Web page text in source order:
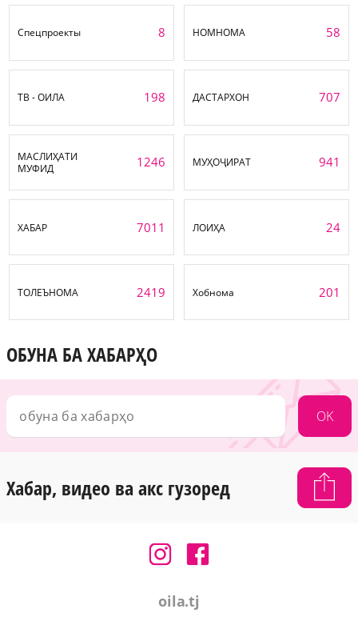
Спецпроекты 8 НОМНОМА 58
ТВ - ОИЛА 198 ДАСТАРХОН 707
МАСЛИҲАТИ
МУФИД
1246 МУҲОҶИРАТ 941
ХАБАР 7011 ЛОИҲА 24
ТОЛЕЪНОМА 2419 Хобнома 201
ОБУНА БА ХАБАРҲО
OK
Хабар, видео ва акс гузоред
oila.tj